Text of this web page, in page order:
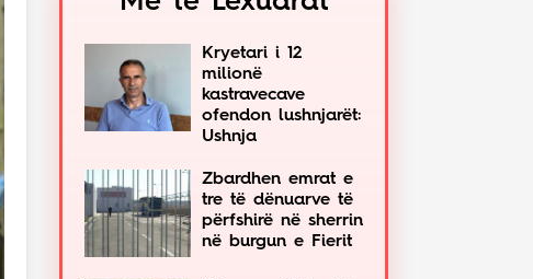
Kryetari i 12
milionë
kastravecave
ofendon lushnjarët:
Ushnja
Zbardhen emrat e
tre të dënuarve të
përfshirë në sherrin
në burgun e Fierit